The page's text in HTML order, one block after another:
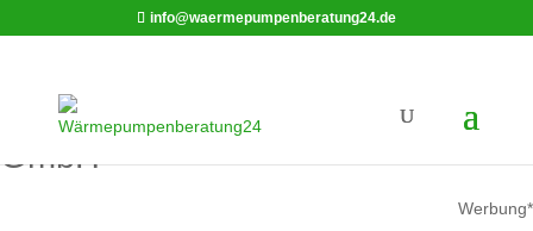
info@waermepumpenberatung24.de
Bienert Kälte-und Klimaanlagen
GmbH
Werbung*